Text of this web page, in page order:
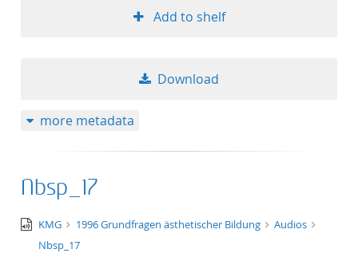
Add to shelf
Download
more metadata
Nbsp_17
audio/x-
wav
KMG 1996 Grundfragen ästhetischer Bildung
Audios
Nbsp_17